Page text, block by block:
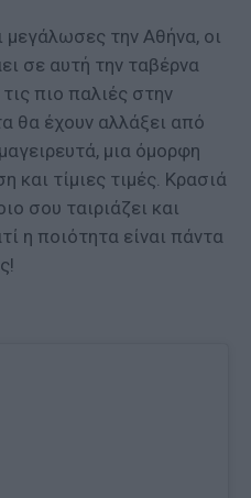
μεγάλωσες την Αθήνα, οι
σε αυτή την ταβέρνα
πιο παλιές στην
θα έχουν αλλάξει από
μια όμορφη
και τίμιες τιμές. Κρασιά
σου ταιριάζει και
η ποιότητα είναι πάντα